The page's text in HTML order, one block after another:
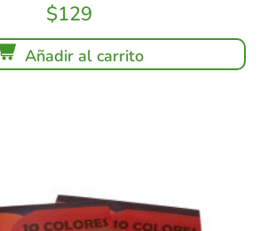
$129
Añadir al carrito